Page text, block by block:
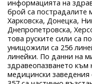
информацията на
брой са пострадалите
Харковска, Донецка,
Днепропетровска,
това руските сили са
унищожили са 256
линейки. По данни на
здравеопазването към
медицински заведения